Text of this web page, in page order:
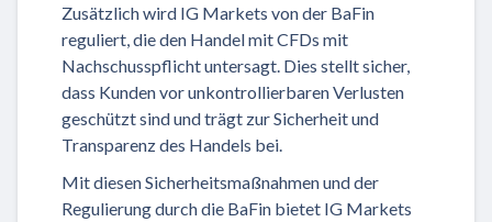
Zusätzlich wird IG Markets von der BaFin
reguliert, die den Handel mit CFDs mit
Nachschusspflicht untersagt. Dies stellt sicher,
dass Kunden vor unkontrollierbaren Verlusten
geschützt sind und trägt zur Sicherheit und
Transparenz des Handels bei.
Mit diesen Sicherheitsmaßnahmen und der
Regulierung durch die BaFin bietet IG Markets